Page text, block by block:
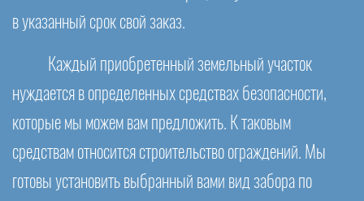
в указанный срок свой заказ.
Каждый приобретенный земельный участок
нуждается в определенных средствах безопасности,
которые мы можем вам предложить. К таковым
средствам относится строительство ограждений. Мы
готовы установить выбранный вами вид забора по